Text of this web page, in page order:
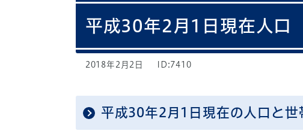
平成30年2月1日現在人口
2018年2月2日 ID:7410
平成30年2月1日現在の人口と世